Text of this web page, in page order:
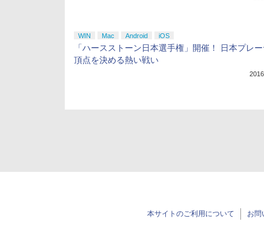
WIN Mac Android iOS
「ハースストーン日本選手権」開催！ 日本プレ
頂点を決める熱い戦い
本サイトのご利用について お問